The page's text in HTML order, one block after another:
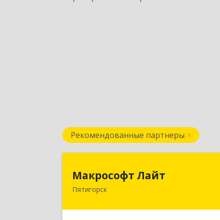
Рекомендованные партнеры
Макрософт Лайт
Пятигорск
Макрософт Лайт
357501, Ставропольский край,